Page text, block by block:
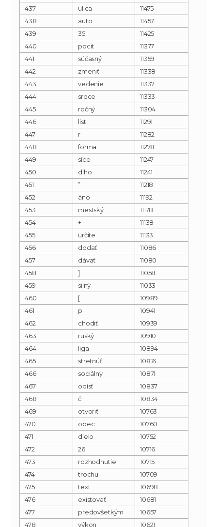
437 ulica
11475
438
auto
11457
439
35
11425
440
pocit
11377
441
súčasný
11359
442
zmeniť
11338
443
vedenie
11337
444
srdce
11333
445
ročný
11304
446
list
11291
447
r
11282
448
forma
11278
449
síce
11247
450
dlho
11241
451
”
11218
452
áno
11192
453
mestský
11178
454
+
11138
455
určite
11133
456
dodať
11086
457
dávať
11080
458
]
11058
459
silný
11033
460
[
10989
461
p
10941
462
chodiť
10939
463
ruský
10910
464
liga
10894
465
stretnúť
10874
466
sociálny
10871
467
odísť
10837
468
č
10834
469
otvoriť
10763
470
obec
10760
471
dielo
10752
472
26
10716
473
rozhodnutie
10715
474
trochu
10709
475
text
10698
476
existovať
10681
477
predovšetkým
10657
478
výkon
10621